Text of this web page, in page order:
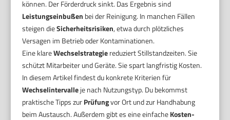
können. Der Förderdruck sinkt. Das Ergebnis sind
Leistungseinbußen bei der Reinigung. In manchen Fällen
steigen dieSicherheitsrisiken, etwa durch plötzliches
Versagen im Betrieb oder Kontaminationen.
Eine klareWechselstrategiereduziert Stillstandzeiten. Sie
schützt Mitarbeiter und Geräte. Sie spart langfristig Kosten.
In diesem Artikel findest du konkrete Kriterien für
Wechselintervalleje nach Nutzungstyp. Du bekommst
praktische Tipps zurPrüfungvor Ort und zur Handhabung
beim Austausch. Außerdem gibt es eine einfacheKosten-